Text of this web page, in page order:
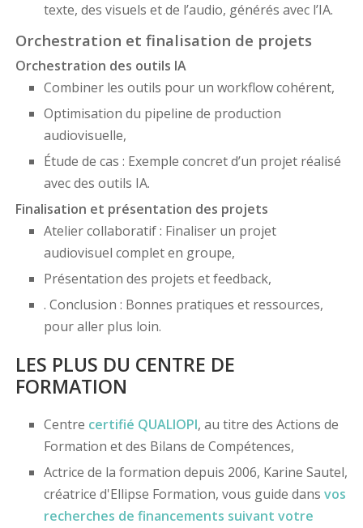
texte, des visuels et de l’audio, générés avec l’IA.
Orchestration et finalisation de projets
Orchestration des outils IA
Combiner les outils pour un workflow cohérent,
Optimisation du pipeline de production
audiovisuelle,
Étude de cas : Exemple concret d’un projet réalisé
avec des outils IA.
Finalisation et présentation des projets
Atelier collaboratif : Finaliser un projet
audiovisuel complet en groupe,
Présentation des projets et feedback,
. Conclusion : Bonnes pratiques et ressources,
pour aller plus loin.
LES PLUS DU CENTRE DE
FORMATION
Centre certifié QUALIOPI, au titre des Actions de
Formation et des Bilans de Compétences,
Actrice de la formation depuis 2006, Karine Sautel,
créatrice d'Ellipse Formation, vous guide dans vos
recherches de financements suivant votre